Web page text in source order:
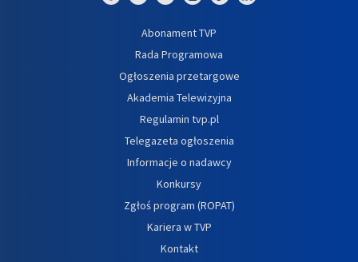
Abonament TVP
Rada Programowa
Ogłoszenia przetargowe
Akademia Telewizyjna
Regulamin tvp.pl
Telegazeta ogłoszenia
Informacje o nadawcy
Konkursy
Zgłoś program (ROPAT)
Kariera w TVP
Kontakt